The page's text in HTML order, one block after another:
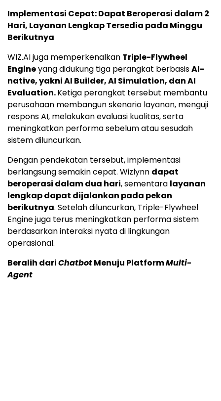
Implementasi Cepat: Dapat Beroperasi dalam 2
Hari, Layanan Lengkap Tersedia pada Minggu
Berikutnya
WIZ.AI juga memperkenalkan Triple-Flywheel
Engineyang didukung tiga perangkat berbasisAI-
native, yakni AI Builder, AI Simulation, dan AI
Evaluation.Ketiga perangkat tersebut membantu
perusahaan membangun skenario layanan, menguji
respons AI, melakukan evaluasi kualitas, serta
meningkatkan performa sebelum atau sesudah
sistem diluncurkan.
Dengan pendekatan tersebut, implementasi
berlangsung semakin cepat. Wizlynn dapat
beroperasi dalam dua hari, sementara layanan
lengkap dapat dijalankan pada pekan
berikutnya. Setelah diluncurkan, Triple-Flywheel
Engine juga terus meningkatkan performa sistem
berdasarkan interaksi nyata di lingkungan
operasional.
Beralih dariChatbotMenuju PlatformMulti-
Agent